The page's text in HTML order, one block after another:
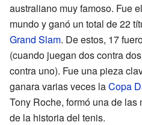
australiano muy famoso. Fue
mundo y ganó un total de 22
Grand Slam. De estos, 17
(cuando juegan dos contra
contra uno). Fue una pieza
ganara varias veces laCopa
Tony Roche, formó una de
de la historia del tenis.